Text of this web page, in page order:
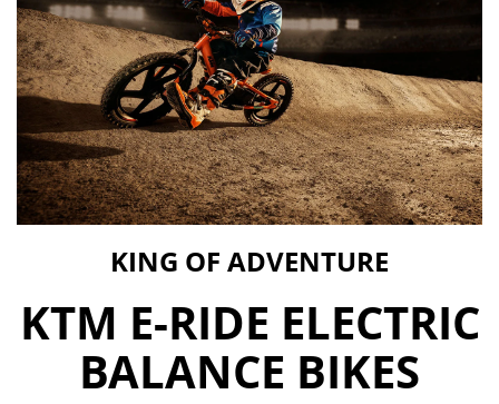
KING OF ADVENTURE
KTM E-RIDE ELECTRIC
BALANCE BIKES